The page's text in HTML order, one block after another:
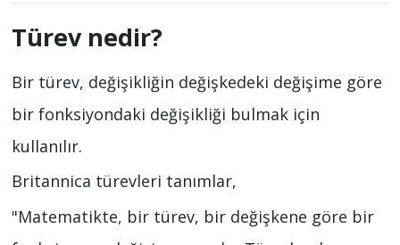
Türev nedir?
Bir türev, değişikliğin değişkedeki değişime göre
bir fonksiyondaki değişikliği bulmak için
kullanılır.
Britannica türevleri tanımlar,
"Matematikte, bir türev, bir değişkene göre bir